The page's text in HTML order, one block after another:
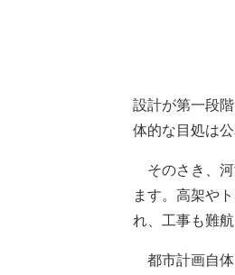
設計が第一段
体的な目処は
そのさき、河
ます。高架や
れ、工事も難航
都市計画自体